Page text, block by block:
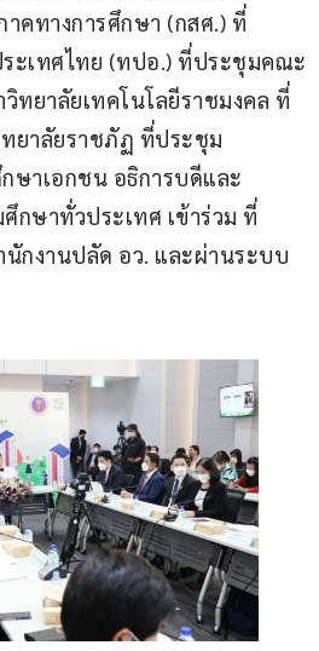
คทางการศึกษา (กสศ.) ที่
ะเทศไทย (ทปอ.) ที่ประชุมคณะ
ทยาลัยเทคโนโลยีราชมงคล ที่
ยาลัยราชภัฏ ที่ประชุม
ษาเอกชน อธิการบดีและ
กษาทั่วประเทศ เข้าร่วม ที่
นักงานปลัด อว. และผ่านระบบ